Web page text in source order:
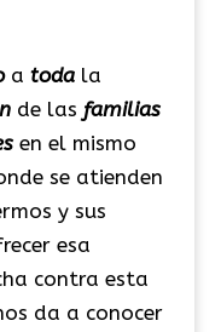
a todala
de las familias
en el mismo
se atienden
y sus
esa
contra esta
da a conocer